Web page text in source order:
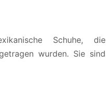
Schuhe, die
wurden. Sie sind